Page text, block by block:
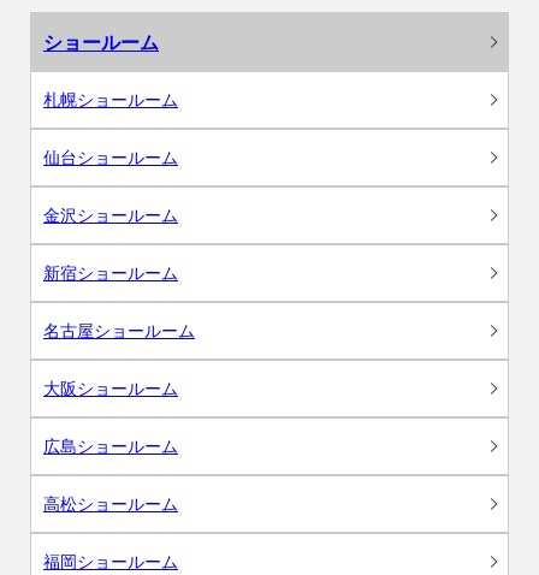
ショールーム
札幌ショールーム
仙台ショールーム
金沢ショールーム
新宿ショールーム
名古屋ショールーム
大阪ショールーム
広島ショールーム
高松ショールーム
福岡ショールーム